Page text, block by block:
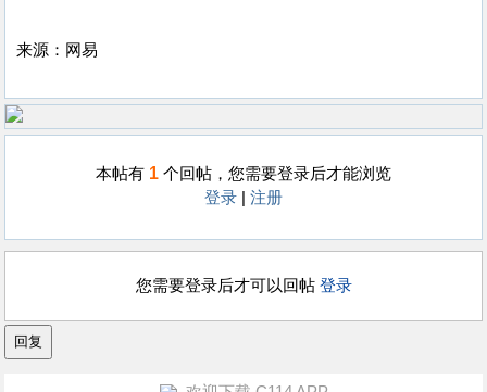
来源：网易
本帖有 1 个回帖，您需要登录后才能浏览
登录
注册
您需要登录后才可以回帖 登录